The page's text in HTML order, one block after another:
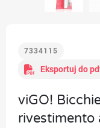
7334115
Eksportuj do
viGO!
rivestimento